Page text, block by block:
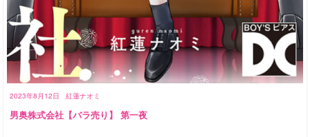
2023年8月12日 紅蓮ナオミ
男奥株式会社【バラ売り】 第一夜